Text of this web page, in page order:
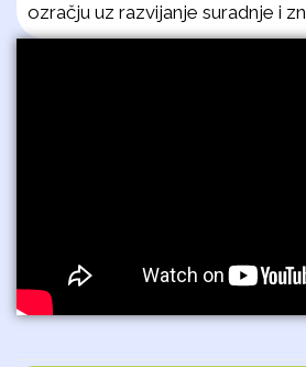
ozračju uz razvijanje suradnje i